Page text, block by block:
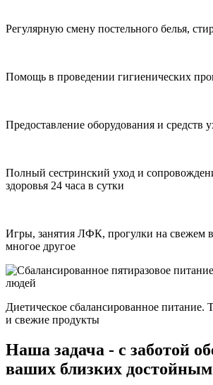
Регулярную смену постельного белья,
Помощь в проведении гигиенических
Предоставление оборудования и средств
Полный сестринский уход и
здоровья 24 часа в сутки
Игры, занятия ЛФК, прогулки на свежем
многое другое
Диетическое сбалансированное питание.
и свежие продукты
Наша задача - с заботой
ваших близких